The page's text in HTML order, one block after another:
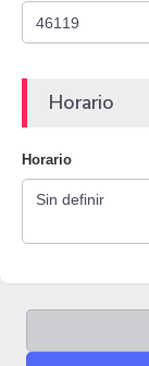
Horario
Horario